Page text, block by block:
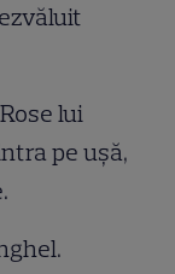
lui
pe ușă,